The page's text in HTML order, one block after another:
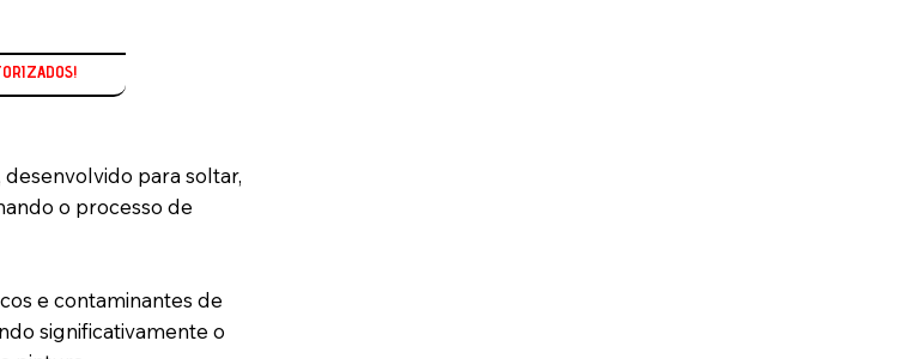
para soltar,
o processo de
e contaminantes de
significativamente o